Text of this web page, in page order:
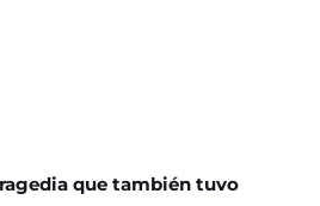
que también tuvo